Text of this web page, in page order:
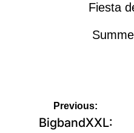
Fiesta
Previous:
BigbandXXL: